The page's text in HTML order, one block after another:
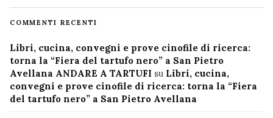
COMMENTI RECENTI
Libri, cucina, convegni e prove cinofile di ricerca:
torna la “Fiera del tartufo nero” a San Pietro
Avellana ANDARE A TARTUFI su Libri, cucina,
convegni e prove cinofile di ricerca: torna la “Fiera
del tartufo nero” a San Pietro Avellana